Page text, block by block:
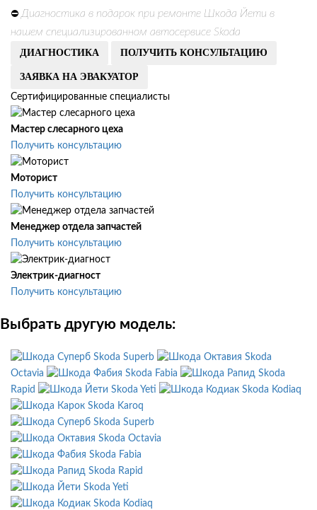
⛔ Диагностика в подарок при ремонте Шкода Йети в
нашем специализированном автосервисе Skoda
ДИАГНОСТИКА ПОЛУЧИТЬ КОНСУЛЬТАЦИЮ
ЗАЯВКА НА ЭВАКУАТОР
Сертифицированные специалисты
Мастер слесарного цеха
Получить консультацию
Моторист
Получить консультацию
Менеджер отдела запчастей
Получить консультацию
Электрик-диагност
Получить консультацию
Выбрать другую модель:
Skoda Superb
Skoda
Octavia
Skoda Fabia
Skoda
Rapid
Skoda Yeti
Skoda Kodiaq
Skoda Karoq
Skoda Superb
Skoda Octavia
Skoda Fabia
Skoda Rapid
Skoda Yeti
Skoda Kodiaq